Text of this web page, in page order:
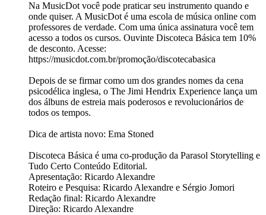
Na MusicDot você pode praticar seu instrumento quando e
onde quiser. A MusicDot é uma escola de música online com
professores de verdade. Com uma única assinatura você tem
acesso a todos os cursos. Ouvinte Discoteca Básica tem 10%
de desconto. Acesse:
https://musicdot.com.br/promoção/discotecabasica
Depois de se firmar como um dos grandes nomes da cena
psicodélica inglesa, o The Jimi Hendrix Experience lança um
dos álbuns de estreia mais poderosos e revolucionários de
todos os tempos.
Dica de artista novo: Ema Stoned
Discoteca Básica é uma co-produção da Parasol Storytelling e
Tudo Certo Conteúdo Editorial.
Apresentação: Ricardo Alexandre
Roteiro e Pesquisa: Ricardo Alexandre e Sérgio Jomori
Redação final: Ricardo Alexandre
Direção: Ricardo Alexandre